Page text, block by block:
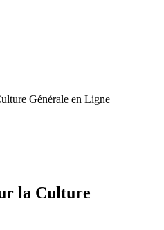
Générale en Ligne
la Culture